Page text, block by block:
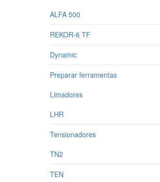
ALFA 500
REKOR-6 TF
Dynamic
Preparar ferramentas
Limadores
LHR
Tensionadores
TN2
TEN